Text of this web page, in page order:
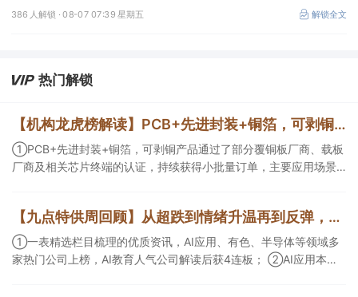
②华为+高速连接器，这家公司是深耕连接器国产核心骨干，高速互
联产品已对接导入国内头部AI服务器厂商，深度绑定华为供应链。
386 人解锁 ·08-07 07:39 星期五 解锁全文
热门解锁
【机构龙虎榜解读】PCB+先进封装+铜箔，可剥铜产品通过了部分覆铜板厂商、载板厂商及相关芯片终端的认证，持续获得小批量订单，主要应用场景包括芯片封装光模块用PCB，机构大额净买入这家公司
①PCB+先进封装+铜箔，可剥铜产品通过了部分覆铜板厂商、载板
厂商及相关芯片终端的认证，持续获得小批量订单，主要应用场景
等方面具有丰富经验，具备承接细胞与基因治疗产品商业化受托生
产的合规资质，这家公司获净买入。
【九点特供周回顾】从超跌到情绪升温再到反弹，栏目梳理AI应用题材逻辑，AI教育人气公司解读后获4连板
①一表精选栏目梳理的优质资讯，AI应用、有色、半导体等领域多
家热门公司上榜，AI教育人气公司解读后获4连板； ②AI应用本周